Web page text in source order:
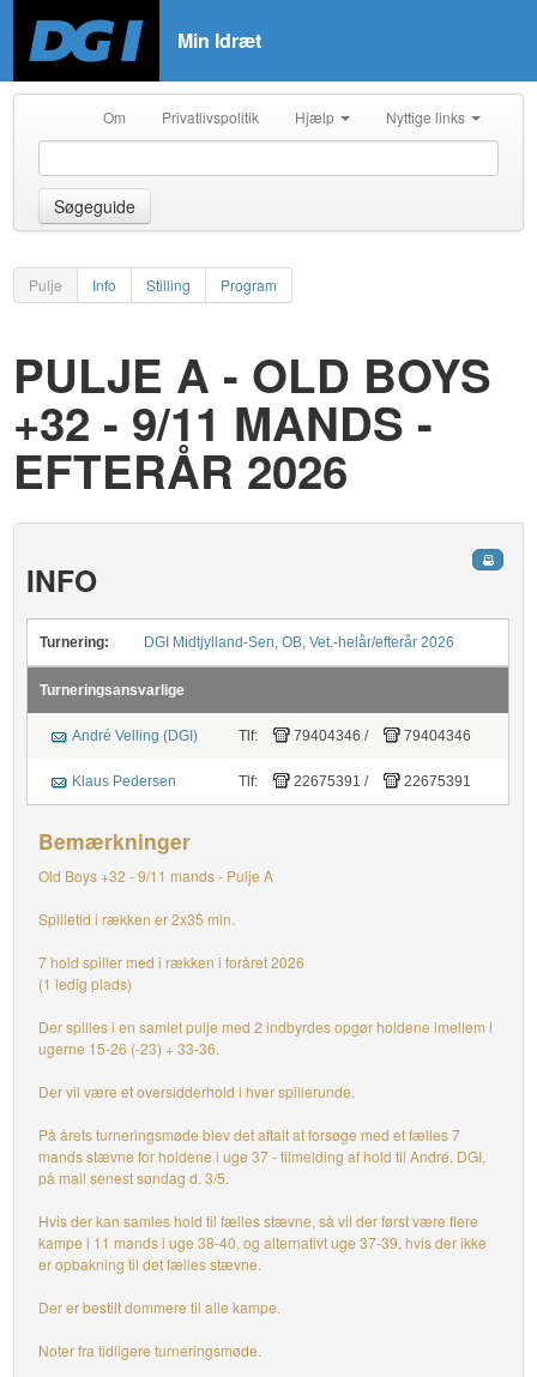
Min Idræt
Om Privatlivspolitik Hjælp Nyttige links
Søgeguide
Pulje Info Stilling Program
PULJE A - OLD BOYS
+32 - 9/11 MANDS -
EFTERÅR 2026
INFO
Turnering: DGI Midtjylland-Sen, OB, Vet.-helår/efterår 2026
Turneringsansvarlige
André Velling (DGI) Tlf: 79404346 / 79404346
Klaus Pedersen Tlf: 22675391 / 22675391
Bemærkninger
Old Boys +32 - 9/11 mands - Pulje A
Spilletid i rækken er 2x35 min.
7 hold spiller med i rækken i foråret 2026
(1 ledig plads)
Der spilles i en samlet pulje med 2 indbyrdes opgør holdene imellem i
ugerne 15-26 (-23) + 33-36.
Der vil være et oversidderhold i hver spillerunde.
På årets turneringsmøde blev det aftalt at forsøge med et fælles 7
mands stævne for holdene i uge 37 - tilmelding af hold til André, DGI,
på mail senest søndag d. 3/5.
Hvis der kan samles hold til fælles stævne, så vil der først være flere
kampe i 11 mands i uge 38-40, og alternativt uge 37-39, hvis der ikke
er opbakning til det fælles stævne.
Der er bestilt dommere til alle kampe.
Noter fra tidligere turneringsmøde.